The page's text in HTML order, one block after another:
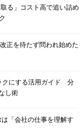
る」コスト高で追い詰め
正を待たず問われ始めた
クにする活用ガイド 分
し術
「会社の仕事を理解す